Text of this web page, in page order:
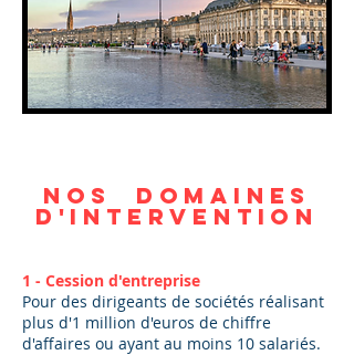
Nos domaines
d'intervention
1 - Cession d'entreprise
Pour des dirigeants de sociétés réalisant
plus d'1 million d'euros de chiffre
d'affaires ou ayant au moins 10 salariés.